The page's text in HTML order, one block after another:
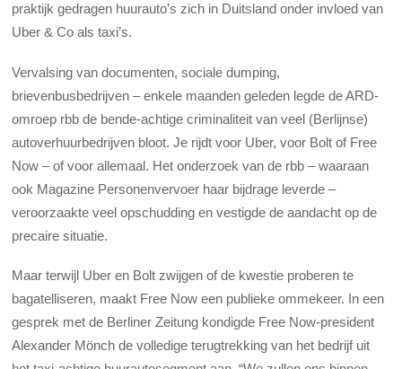
praktijk gedragen huurauto’s zich in Duitsland onder invloed van
Uber & Co als taxi’s.
Vervalsing van documenten, sociale dumping,
brievenbusbedrijven – enkele maanden geleden legde de ARD-
omroep rbb de bende-achtige criminaliteit van veel (Berlijnse)
autoverhuurbedrijven bloot. Je rijdt voor Uber, voor Bolt of Free
Now – of voor allemaal. Het onderzoek van de rbb – waaraan
ook Magazine Personenvervoer haar bijdrage leverde –
veroorzaakte veel opschudding en vestigde de aandacht op de
precaire situatie.
Maar terwijl Uber en Bolt zwijgen of de kwestie proberen te
bagatelliseren, maakt Free Now een publieke ommekeer. In een
gesprek met de Berliner Zeitung kondigde Free Now-president
Alexander Mönch de volledige terugtrekking van het bedrijf uit